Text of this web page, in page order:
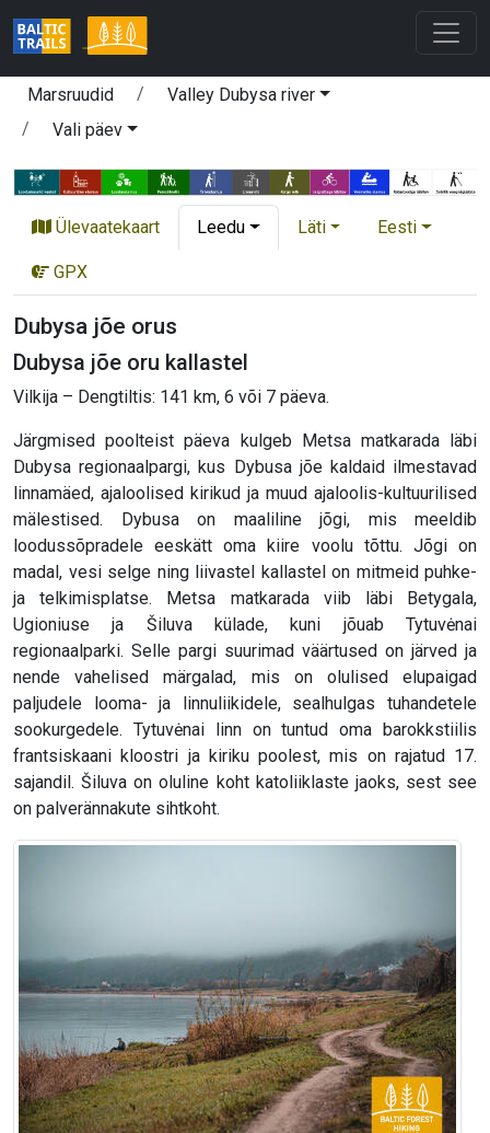
Marsruudid
Valley Dubysa river
Vali päev
Ülevaatekaart Leedu Läti Eesti
GPX
Dubysa jõe orus
Dubysa jõe oru kallastel
Vilkija – Dengtiltis: 141 km, 6 või 7 päeva.
Järgmised poolteist päeva kulgeb Metsa matkarada läbi
Dubysa regionaalpargi, kus Dybusa jõe kaldaid ilmestavad
linnamäed, ajaloolised kirikud ja muud ajaloolis-kultuurilised
mälestised. Dybusa on maaliline jõgi, mis meeldib
loodussõpradele eeskätt oma kiire voolu tõttu. Jõgi on
madal, vesi selge ning liivastel kallastel on mitmeid puhke-
ja telkimisplatse. Metsa matkarada viib läbi Betygala,
Ugioniuse ja Šiluva külade, kuni jõuab Tytuvėnai
regionaalparki. Selle pargi suurimad väärtused on järved ja
nende vahelised märgalad, mis on olulised elupaigad
paljudele looma- ja linnuliikidele, sealhulgas tuhandetele
sookurgedele. Tytuvėnai linn on tuntud oma barokkstiilis
frantsiskaani kloostri ja kiriku poolest, mis on rajatud 17.
sajandil. Šiluva on oluline koht katoliiklaste jaoks, sest see
on palverännakute sihtkoht.